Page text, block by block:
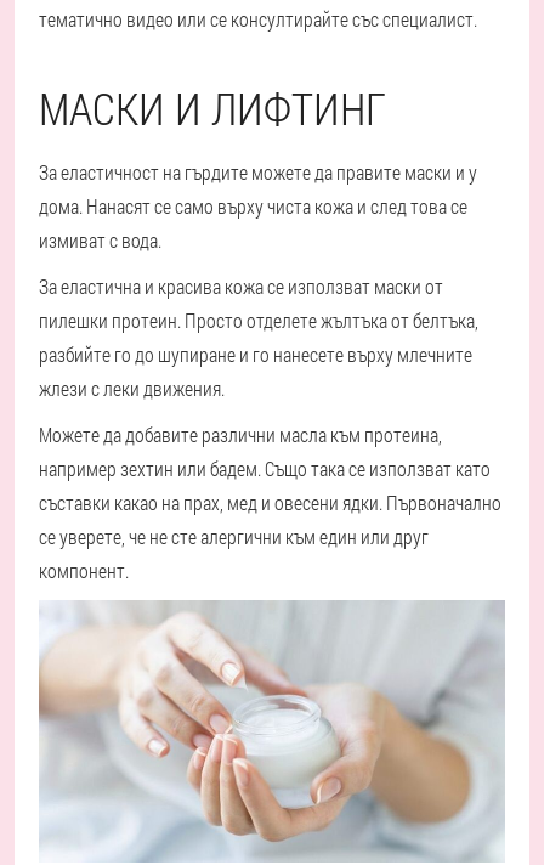
тематично видео или се консултирайте със специалист.
МАСКИ И ЛИФТИНГ
За еластичност на гърдите можете да правите маски и у
дома. Нанасят се само върху чиста кожа и след това се
измиват с вода.
За еластична и красива кожа се използват маски от
пилешки протеин. Просто отделете жълтъка от белтъка,
разбийте го до шупиране и го нанесете върху млечните
жлези с леки движения.
Можете да добавите различни масла към протеина,
например зехтин или бадем. Също така се използват като
съставки какао на прах, мед и овесени ядки. Първоначално
се уверете, че не сте алергични към един или друг
компонент.